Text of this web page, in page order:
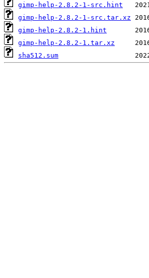
gimp-help-2.8.2-1-src.hint
gimp-help-2.8.2-1-src.tar.xz
gimp-help-2.8.2-1.hint
gimp-help-2.8.2-1.tar.xz
sha512.sum